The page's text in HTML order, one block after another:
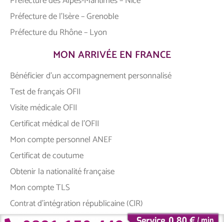
Préfecture de l’Isère – Grenoble
Préfecture du Rhône – Lyon
MON ARRIVÉE EN FRANCE
Bénéficier d’un accompagnement personnalisé
Test de français OFII
Visite médicale OFII
Certificat médical de l’OFII
Mon compte personnel ANEF
Certificat de coutume
Obtenir la nationalité française
Mon compte TLS
Contrat d’intégration républicaine (CIR)